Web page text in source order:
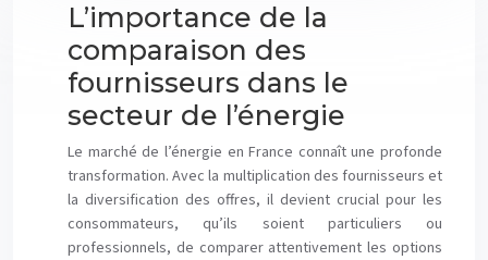
L’importance de la
comparaison des
fournisseurs dans le
secteur de l’énergie
Le marché de l’énergie en France connaît une profonde
transformation. Avec la multiplication des fournisseurs et
la diversification des offres, il devient crucial pour les
consommateurs, qu’ils soient particuliers ou
professionnels, de comparer attentivement les options